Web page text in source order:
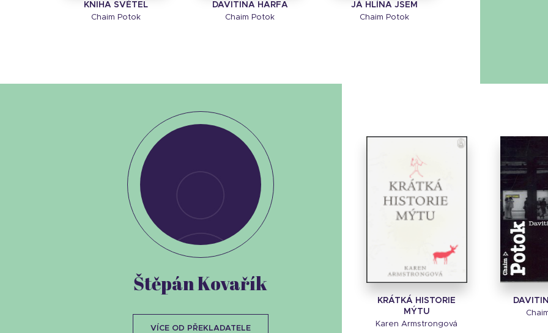
KNIHA SVĚTEL
Chaim Potok
DAVITINA HARFA
Chaim Potok
JÁ HLÍNA JSEM
Chaim Potok
KRÁTKÁ HISTORIE
MÝTU
Karen Armstrongová
Štěpán Kovařík
VÍCE OD PŘEKLADATELE